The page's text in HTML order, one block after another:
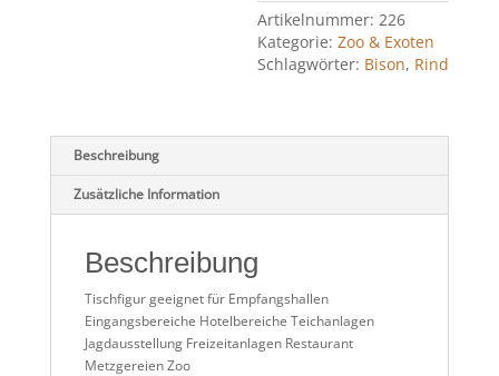
Artikelnummer:226
Kategorie:Zoo & Exoten
Schlagwörter: Bison, Rind
Beschreibung
Zusätzliche Information
Beschreibung
Tischfigur geeignet für Empfangshallen
Eingangsbereiche Hotelbereiche Teichanlagen
Jagdausstellung Freizeitanlagen Restaurant
Metzgereien Zoo